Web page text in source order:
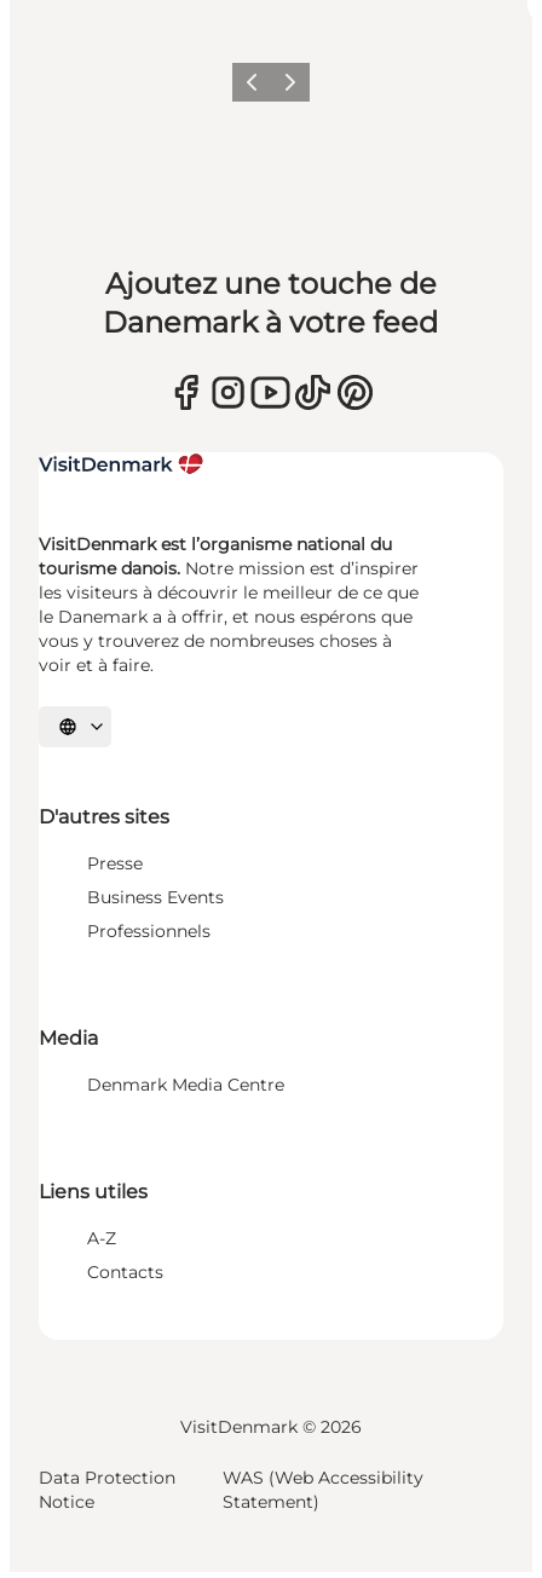
PrécédentSuivant
Ajoutez une touche de
Danemark à votre feed
VisitDenmark est l’organisme national du
tourisme danois. Notre mission est d’inspirer
les visiteurs à découvrir le meilleur de ce que
le Danemark a à offrir, et nous espérons que
vous y trouverez de nombreuses choses à
voir et à faire.
Choisissez la langue
D'autres sites
Presse
Business Events
Professionnels
Media
Denmark Media Centre
Liens utiles
A-Z
Contacts
VisitDenmark © 2026
Data Protection
Notice
WAS (Web Accessibility
Statement)